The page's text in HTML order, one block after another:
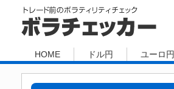
HOME ドル円 ユーロ円